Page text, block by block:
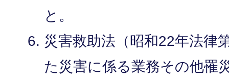
と。
災害救助法（昭和22年法律
た災害に係る業務その他罹